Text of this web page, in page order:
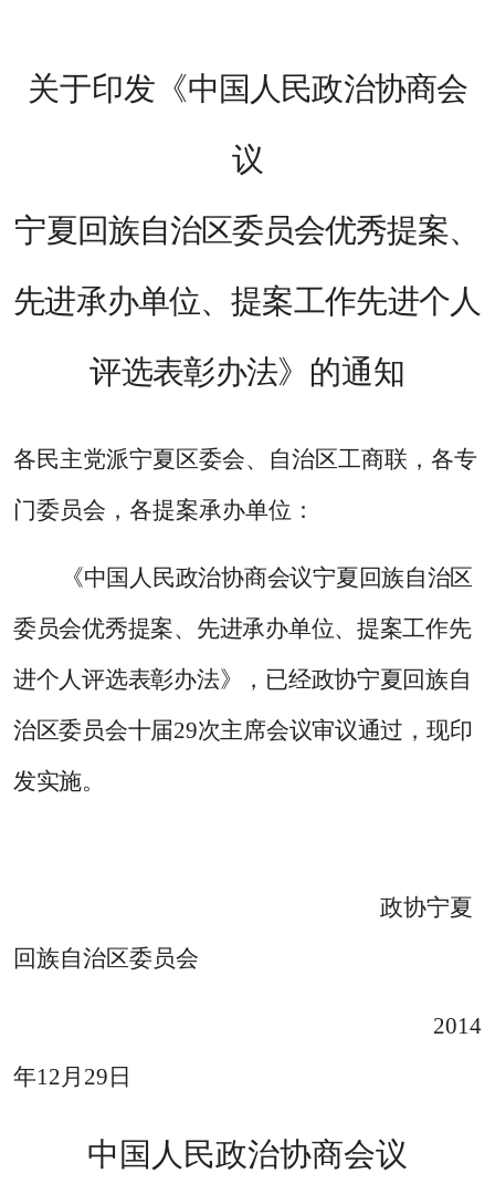
关于印发《中国人民政治协商会
议
宁夏回族自治区委员会优秀提案、
先进承办单位、 提案工作先进个人
评选表彰办法》 的通知
各民主党派宁夏区委会、自治区工商联，各专
门委员会，各提案承办单位：
《中国人民政治协商会议宁夏回族自治区
委员会优秀提案、先进承办单位、提案工作先
进个人评选表彰办法》，已经政协宁夏回族自
治区委员会十届29次主席会议审议通过，现印
发实施。
政协宁夏
回族自治区委员会
2014
年12月 29 日
中国人民政治协商会议